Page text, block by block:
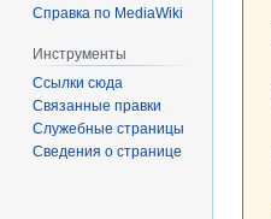
Справка по MediaWiki
Инструменты
Ссылки сюда
Связанные правки
Служебные страницы
Сведения о странице